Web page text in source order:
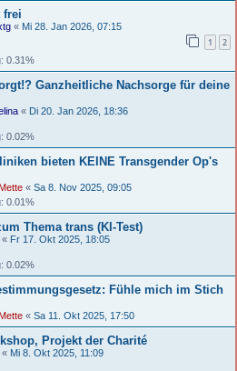
frei
« Mi 28. Jan 2026, 07:15
1 2
0.31%
Ganzheitliche Nachsorge für deine
« Di 20. Jan 2026, 18:36
0.02%
bieten KEINE Transgender Op's
« Sa 8. Nov 2025, 09:05
0.01%
Thema trans (KI-Test)
« Fr 17. Okt 2025, 18:05
0.02%
Fühle mich im Stich
« Sa 11. Okt 2025, 17:50
Projekt der Charité
« Mi 8. Okt 2025, 11:09